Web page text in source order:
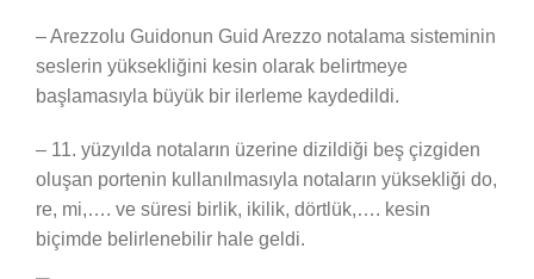
– Arezzolu Guidonun Guid Arezzo notalama sisteminin
seslerin yüksekliğini kesin olarak belirtmeye
başlamasıyla büyük bir ilerleme kaydedildi.
– 11. yüzyılda notaların üzerine dizildiği beş çizgiden
oluşan portenin kullanılmasıyla notaların yüksekliği do,
re, mi,…. ve süresi birlik, ikilik, dörtlük,…. kesin
biçimde belirlenebilir hale geldi.